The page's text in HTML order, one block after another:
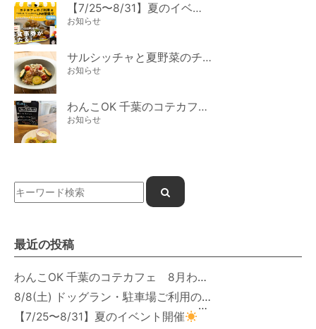
【7/25〜8/31】夏のイベント開催
お知らせ
サルシッチャと夏野菜のチーズパスタ期間限定新メニュー登場！
お知らせ
わんこOK 千葉のコテカフェ 7月わんこの日 白身魚とカラフルやさいのオムレツ
お知らせ
最近の投稿
わんこOK 千葉のコテカフェ 8月わんこの日 オートミールdeローストビーフライス
8/8(土) ドッグラン・駐車場ご利用のお知らせ
【7/25〜8/31】夏のイベント開催